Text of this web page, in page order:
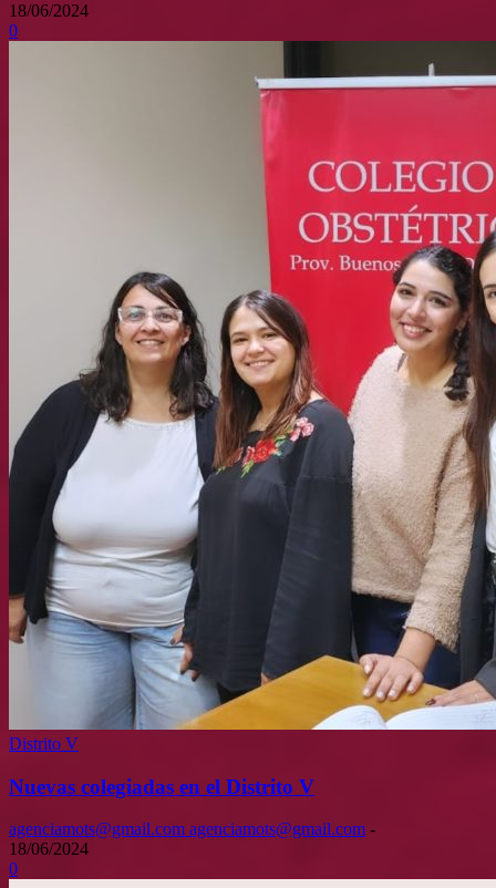
18/06/2024
0
Distrito V
Nuevas colegiadas en el Distrito V
agenciamots@gmail.com agenciamots@gmail.com -
18/06/2024
0